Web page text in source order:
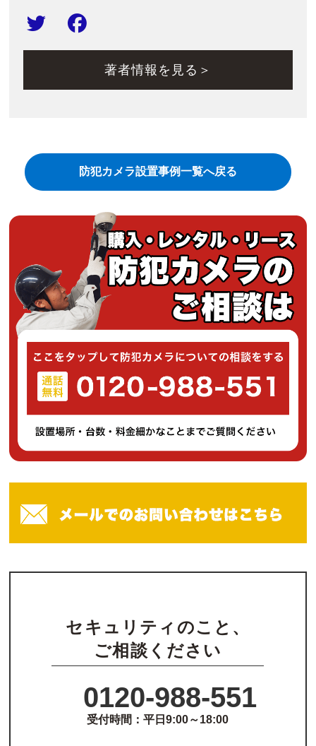
著者情報を見る＞
防犯カメラ設置事例一覧へ戻る
セキュリティのこと、
ご相談ください
0120-988-551
受付時間：平日9:00～18:00